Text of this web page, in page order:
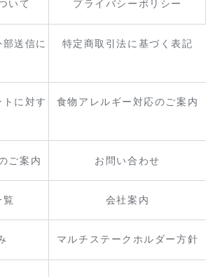
いて プライバシーポリシー
送信に
特定商取引法に基づく表記
に対す
食物アレルギー対応のご案内
ご案内 お問い合わせ
覧 会社案内
マルチステークホルダー方針